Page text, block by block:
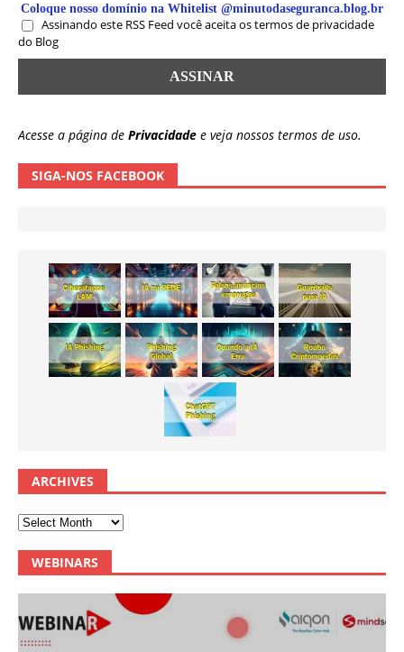
Coloque nosso domínio na Whitelist @minutodaseguranca.blog.br
Assinando este RSS Feed você aceita os termos de privacidade
do Blog
Acesse a página de Privacidade e veja nossos termos de uso.
SIGA-NOS FACEBOOK
ARCHIVES
WEBINARS